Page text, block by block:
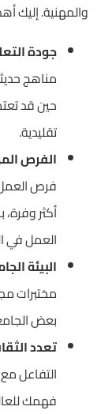
والمهنية. إليك
جودة
مناهج
حين قد
تقليدية.
الفرص
فرص
أكثر
العمل في
البيئة
مختبرات
بعض
تعدد
التفاعل
فهمك